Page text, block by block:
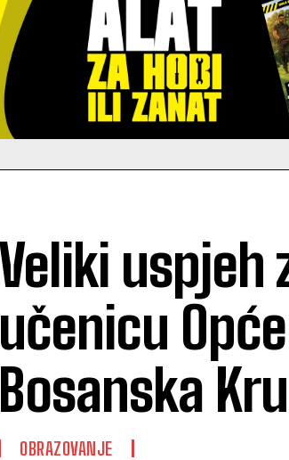
Veliki uspjeh
učenicu
Bosanska
OBRAZOVANJE